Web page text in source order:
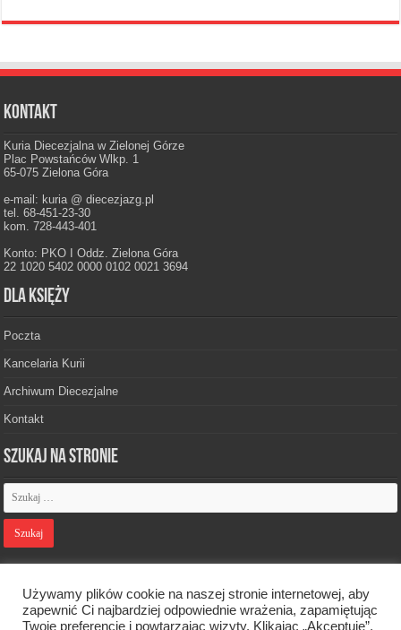
Kontakt
Kuria Diecezjalna w Zielonej Górze
Plac Powstańców Wlkp. 1
65-075 Zielona Góra
e-mail: kuria @ diecezjazg.pl
tel. 68-451-23-30
kom. 728-443-401
Konto: PKO I Oddz. Zielona Góra
22 1020 5402 0000 0102 0021 3694
Dla księży
Poczta
Kancelaria Kurii
Archiwum Diecezjalne
Kontakt
Szukaj na stronie
Używamy plików cookie na naszej stronie internetowej, aby
zapewnić Ci najbardziej odpowiednie wrażenia, zapamiętując
Twoje preferencje i powtarzając wizyty. Klikając „Akceptuję”,